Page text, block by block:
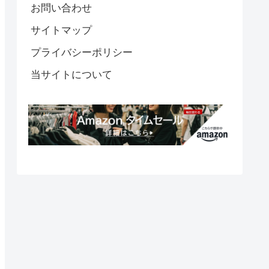
お問い合わせ
サイトマップ
プライバシーポリシー
当サイトについて